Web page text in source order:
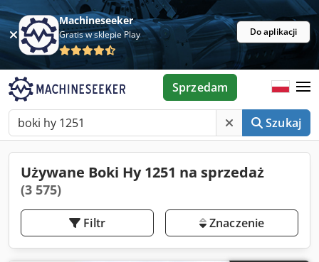
Machineseeker
Gratis w sklepie Play Do aplikacji
Szukaj
Sprzedam
Używane Boki Hy 1251 na sprzedaż
(3 575)
Filtr Znaczenie